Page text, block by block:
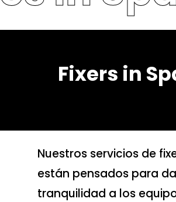
Fixers in
Nuestros servicios de
están pensados para
tranquilidad a los